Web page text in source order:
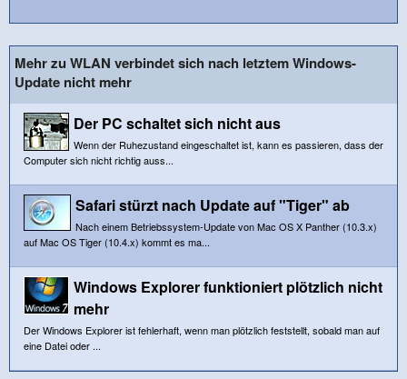
Mehr zu WLAN verbindet sich nach letztem Windows-
Update nicht mehr
Der PC schaltet sich nicht aus
Wenn der Ruhezustand eingeschaltet ist, kann es passieren, dass der
Computer sich nicht richtig auss...
Safari stürzt nach Update auf "Tiger" ab
Nach einem Betriebssystem-Update von Mac OS X Panther (10.3.x)
auf Mac OS Tiger (10.4.x) kommt es ma...
Windows Explorer funktioniert plötzlich nicht
mehr
Der Windows Explorer ist fehlerhaft, wenn man plötzlich feststellt, sobald man auf
eine Datei oder ...